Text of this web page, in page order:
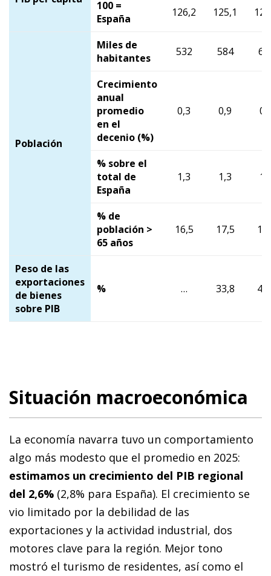
100 =
España
126,2 125,1
Población
Miles de
habitantes
532 584
Crecimiento
anual
promedio
en el
decenio (%)
0,3 0,9
% sobre el
total de
España
1,3 1,3
% de
población >
65 años
16,5 17,5
Peso de las
exportaciones
de bienes
sobre PIB
% … 33,8
Situación macroeconómica
La economía navarra tuvo un comportamiento
algo más modesto que el promedio en 2025:
estimamos un crecimiento del PIB regional
del 2,6% (2,8% para España). El crecimiento se
vio limitado por la debilidad de las
exportaciones y la actividad industrial, dos
motores clave para la región. Mejor tono
mostró el turismo de residentes, así como el